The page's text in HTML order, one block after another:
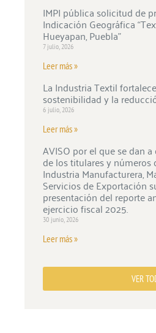
IMPI pública solicitud de
Indicación Geográfica
Hueyapan, Puebla”
7 julio, 2026
Leer más »
La Industria Textil
sostenibilidad y la
6 julio, 2026
Leer más »
AVISO por el que se dan
de los titulares y números
Industria Manufacturera,
Servicios de Exportación
presentación del reporte
ejercicio fiscal 2025.
30 junio, 2026
Leer más »
VER